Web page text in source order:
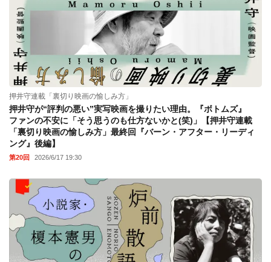
押井守連載「裏切り映画の愉しみ方」
押井守が“評判の悪い”実写映画を撮りたい理由。『ボトムズ』
ファンの不安に「そう思うのも仕方ないかと(笑)」【押井守連載
「裏切り映画の愉しみ方」最終回『バーン・アフター・リーディ
ング』後編】
第20回 2026/6/17 19:30